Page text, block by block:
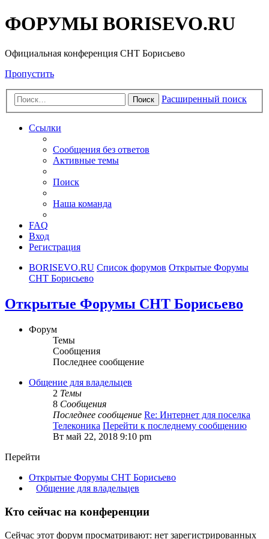
ФОРУМЫ BORISEVO.RU
Официальная конференция СНТ Борисьево
Пропустить
Поиск Расширенный поиск
Ссылки
Сообщения без ответов
Активные темы
Поиск
Наша команда
FAQ
Вход
Регистрация
BORISEVO.RU Список форумов Открытые Форумы
СНТ Борисьево
Открытые Форумы СНТ Борисьево
Форум
Темы
Сообщения
Последнее сообщение
Общение для владельцев
2 Темы
8 Сообщения
Последнее сообщение Re: Интернет для поселка
Телеконика Перейти к последнему сообщению
Вт май 22, 2018 9:10 pm
Перейти
Открытые Форумы СНТ Борисьево
Общение для владельцев
Кто сейчас на конференции
Сейчас этот форум просматривают: нет зарегистрированных